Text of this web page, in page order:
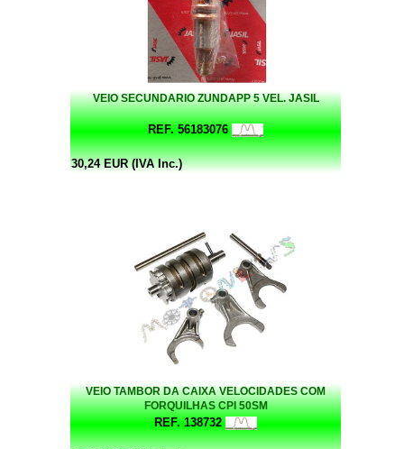
VEIO SECUNDARIO ZUNDAPP 5 VEL. JASIL
REF. 56183076
30,24 EUR (IVA Inc.)
VEIO TAMBOR DA CAIXA VELOCIDADES COM
FORQUILHAS CPI 50SM
REF. 138732